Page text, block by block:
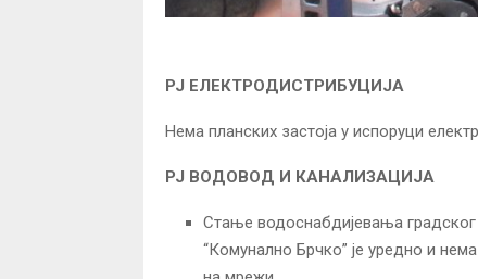
РЈ ЕЛЕКТРОДИСТРИБУЦИЈА
Нема планских застоја у испоруци
РЈ ВОДОВОД И КАНАЛИЗАЦИЈА
Стање водоснабдијевања
“Комунално Брчко” је уредно и